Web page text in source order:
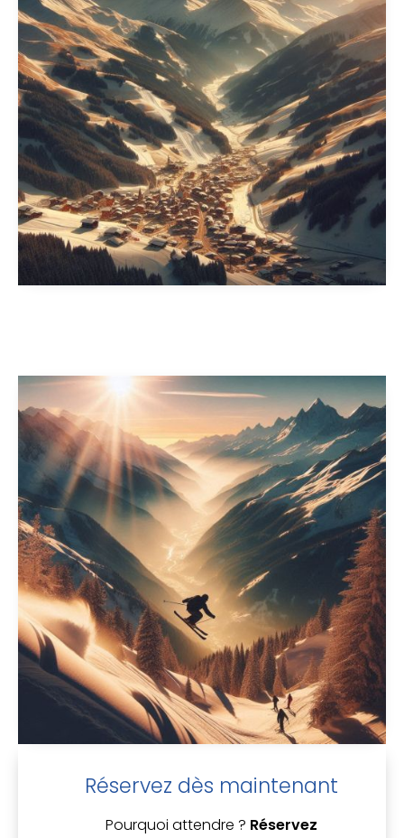
Réservez dès maintenant
Pourquoi attendre ? Réservez